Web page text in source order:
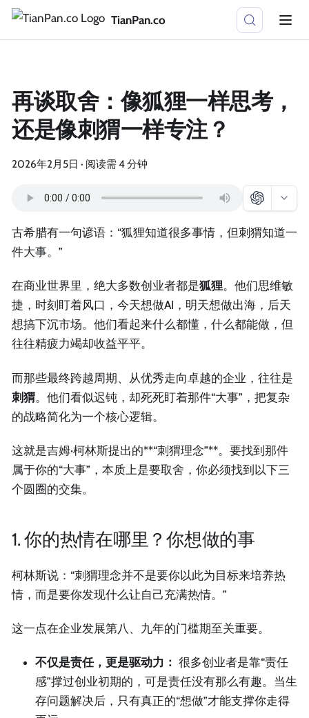
TianPan.co
再谈取舍：像狐狸一样思考，
还是像刺猬一样专注？
2026年2月5日 · 阅读需 4 分钟
古希腊有一句谚语：“狐狸知道很多事情，但刺猬知道一
件大事。”
在商业世界里，绝大多数创业者都是狐狸。他们思维敏
捷，时刻盯着风口，今天想做AI，明天想做出海，后天
想搞下沉市场。他们看起来什么都懂，什么都能做，但
往往精疲力竭却收益平平。
而那些最终跨越周期、从优秀走向卓越的企业，往往是
刺猬。他们看似迟钝，却死死盯着那件“大事”，把复杂
的战略简化为一个核心逻辑。
这就是吉姆·柯林斯提出的**“刺猬理念”**。要找到那件
属于你的“大事”，本质上是要取舍，你必须找到以下三
个圆圈的交集。
1. 你的热情在哪里？你想做的事
柯林斯说：“刺猬理念并不是要你以此为目标来培养热
情，而是要你发现什么让自己充满热情。”
这一点在企业发展第八、九年的门槛期至关重要。
不仅是责任，更是驱动力： 很多创业者是靠“责任
感”撑过创业初期的，可是责任没有那么有趣。当生
存问题解决后，只有真正的“想做”才能支撑你走得